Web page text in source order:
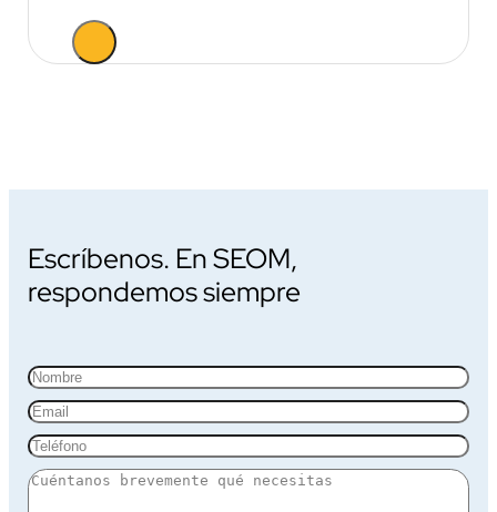
Escríbenos. En SEOM,
respondemos siempre